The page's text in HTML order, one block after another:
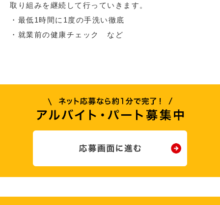
取り組みを継続して行っていきます。
・最低1時間に1度の手洗い徹底
・就業前の健康チェック など